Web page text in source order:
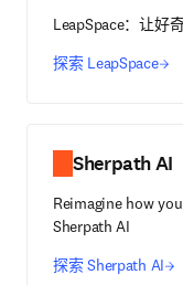
LeapSpace：让好
探索 LeapSpace
Sherpath AI
Reimagine how
Sherpath AI
探索 Sherpath AI